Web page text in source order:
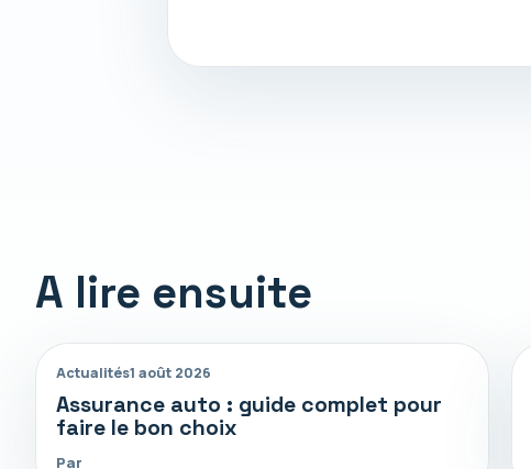
A lire ensuite
Actualités1 août 2026
Assurance auto : guide complet pour
faire le bon choix
Par